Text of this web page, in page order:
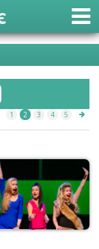
1 2 3 4 5